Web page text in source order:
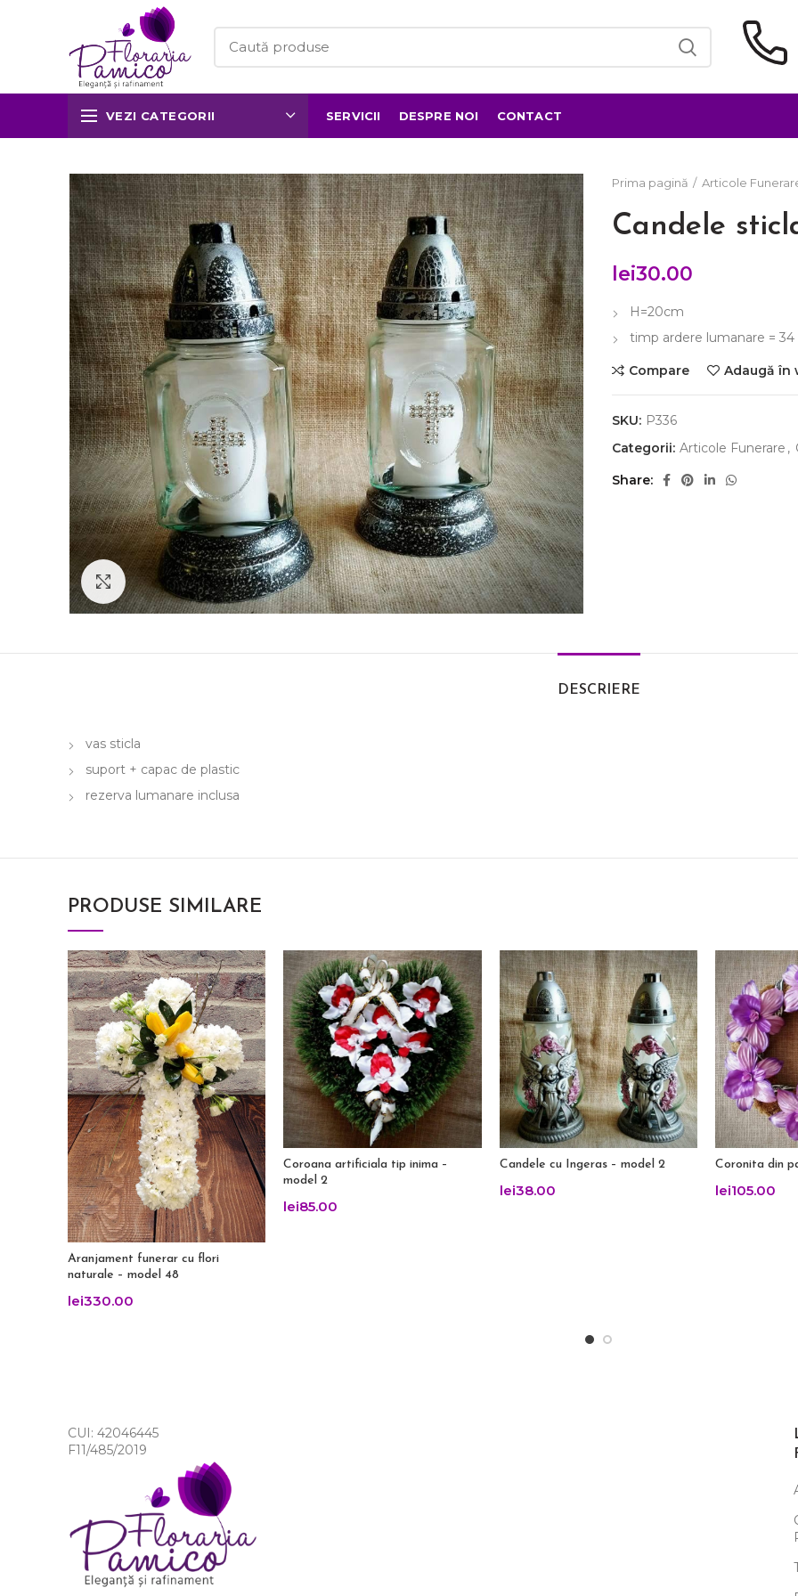
VEZI CATEGORII SERVICII DESPRE NOI CONTACT
Click to enlarge
Prima pagină Articole
Candele
lei30.00
H=20cm
timp ardere lumanare = 34
Compare Adaugă în
SKU: P336
Categorii: Articole Funerare ,
Share
DESCRIERE
vas sticla
suport + capac de plastic
rezerva lumanare inclusa
PRODUSE SIMILARE
Aranjament funerar cu flori
naturale – model 48
lei330.00
Coroana artificiala tip inima –
model 2
lei85.00
Candele cu Ingeras – model 2
lei38.00
Coronita din
lei105.00
CUI: 42046445
F11/485/2019